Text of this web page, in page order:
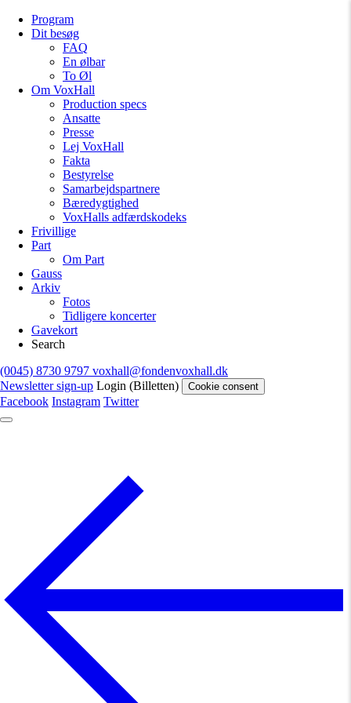
Program
Dit besøg
FAQ
En ølbar
To Øl
Om VoxHall
Production specs
Ansatte
Presse
Lej VoxHall
Fakta
Bestyrelse
Samarbejdspartnere
Bæredygtighed
VoxHalls adfærdskodeks
Frivillige
Part
Om Part
Gauss
Arkiv
Fotos
Tidligere koncerter
Gavekort
Search
(0045) 8730 9797 voxhall@fondenvoxhall.dk
Newsletter sign-up Login (Billetten) Cookie consent
Facebook Instagram Twitter